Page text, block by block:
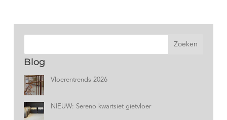
Zoeken
Blog
Vloerentrends 2026
NIEUW: Sereno kwartsiet gietvloer